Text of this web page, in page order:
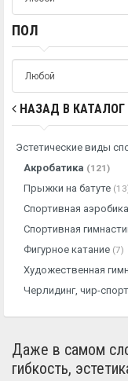
ПОЛ
НАЗАД В КАТАЛОГ
Эстетические виды
Акробатика (121)
Прыжки на батуте
Спортивная аэробика
Спортивная
Фигурное катание (7)
Художественная
Черлидинг, чир-спорт
Даже в самом
гибкость,